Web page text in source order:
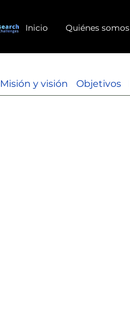
Inicio Quiénes somos
Misión y visión Objetivos